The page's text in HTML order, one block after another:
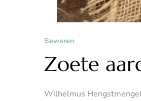
Bewaren
Zoete
Wilhelmus